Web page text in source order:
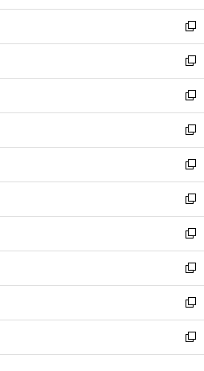
開
く
ウ
で
開
く
ン
ド
ウ
で
開
く
ウ
ィ
ン
ド
ウ
で
開
く
新
し
い
ウ
ィ
ン
ド
ウ
で
開
く
新
し
い
ウ
ィ
ン
ド
ウ
で
開
く
新
し
い
ウ
ィ
ン
ド
ウ
で
開
く
新
し
い
ウ
ィ
ン
ド
ウ
で
開
く
新
し
い
ウ
ィ
ン
ド
ウ
で
開
く
新
し
い
ウ
ィ
ン
ド
ウ
で
開
新
し
い
ウ
ィ
ン
ド
ウ
新
し
い
ウ
ィ
ン
新
し
い
ウ
新
し